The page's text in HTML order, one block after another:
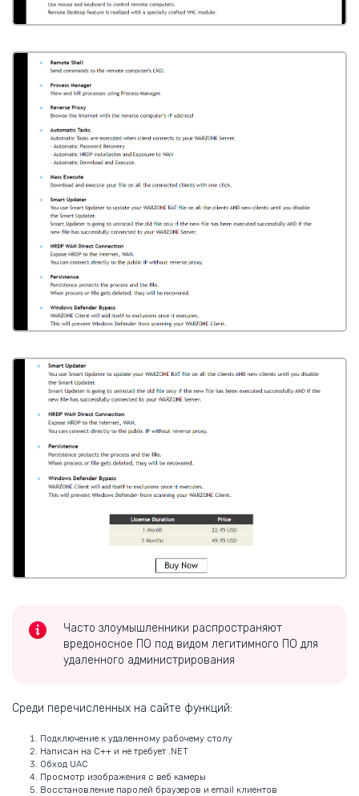
Часто злоумышленники распространяют
вредоносное ПО под видом легитимного ПО для
удаленного администрирования
Среди перечисленных на сайте функций:
Подключение к удаленному рабочему столу
Написан на С++ и не требует .NET
Обход UAC
Просмотр изображения с веб камеры
Восстановление паролей браузеров и email клиентов